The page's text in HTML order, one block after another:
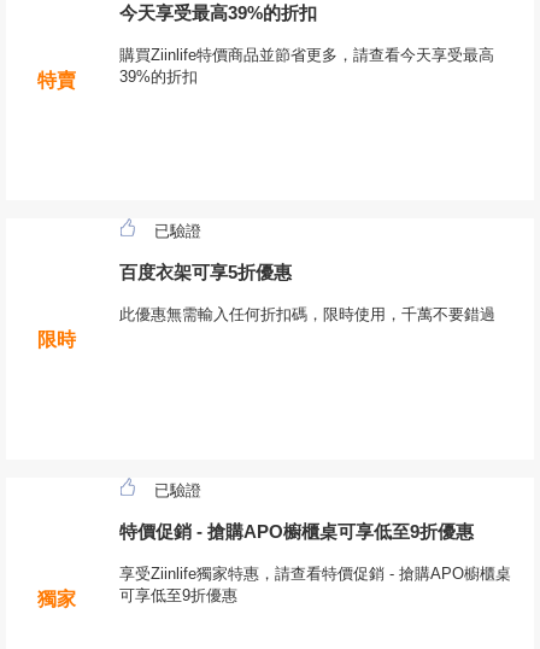
特賣
今天享受最高39%的折扣
購買Ziinlife特價商品並節省更多，請查看今天享受最高
39%的折扣
限時
已驗證
百度衣架可享5折優惠
此優惠無需輸入任何折扣碼，限時使用，千萬不要錯過
獨家
已驗證
特價促銷 - 搶購APO櫥櫃桌可享低至9折優惠
享受Ziinlife獨家特惠，請查看特價促銷 - 搶購APO櫥櫃桌
可享低至9折優惠